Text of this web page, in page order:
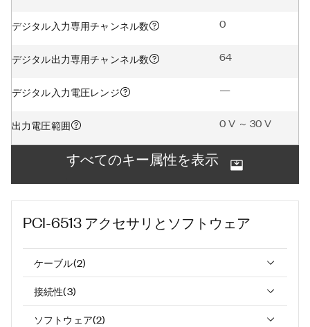
デジタル入力専用チャンネル数 0
デジタル出力専用チャンネル数 64
デジタル入力電圧レンジ —
出力電圧範囲 0 V ～ 30 V
すべてのキー属性を表示
PCI-6513 アクセサリとソフトウェア
ケーブル(2)
接続性(3)
ソフトウェア(2)